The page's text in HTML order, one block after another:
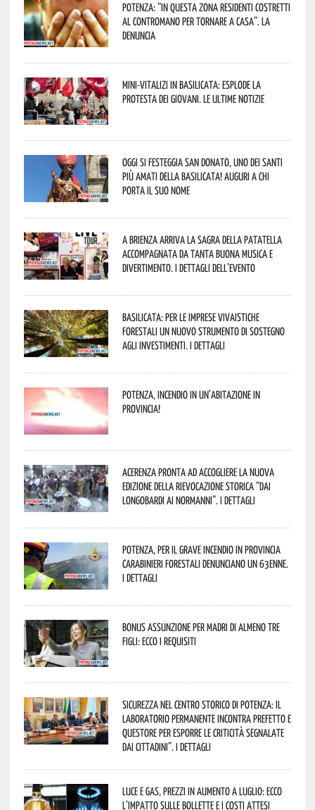
Potenza: “In questa zona residenti costretti
al contromano per tornare a casa”. La
denuncia
Mini-vitalizi in Basilicata: esplode la
protesta dei giovani. Le ultime notizie
Oggi si festeggia San Donato, uno dei Santi
più amati della Basilicata! Auguri a chi
porta il suo nome
A Brienza arriva la Sagra della Patatella
accompagnata da tanta buona musica e
divertimento. I dettagli dell’evento
Basilicata: per le imprese vivaistiche
forestali un nuovo strumento di sostegno
agli investimenti. I dettagli
Potenza, incendio in un’abitazione in
provincia!
Acerenza pronta ad accogliere la nuova
edizione della rievocazione storica “Dai
Longobardi ai Normanni”. I dettagli
Potenza, per il grave incendio in Provincia
Carabinieri forestali denunciano un 63enne.
I dettagli
Bonus assunzione per madri di almeno tre
figli: ecco i requisiti
Sicurezza nel Centro Storico di Potenza: il
Laboratorio Permanente incontra Prefetto e
Questore per esporre le criticità segnalate
dai cittadini”. I dettagli
Luce e gas, prezzi in aumento a luglio: ecco
l’impatto sulle bollette e i costi attesi